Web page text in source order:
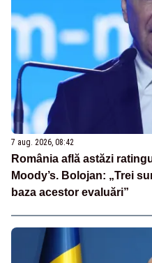
7 aug. 2026, 08:42
România află astăzi
Moody’s. Bolojan: „Trei
baza acestor evaluări”